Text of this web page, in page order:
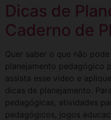
Dicas de
Caderno de
Quer saber o que não
planejamento pedagógico
assista esse video e
dicas de planejamento.
pedagógicas, atividades
pedagógicos, jogos